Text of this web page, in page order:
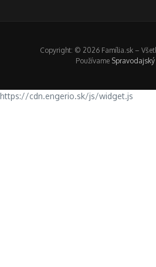
Copyright: © 2026 Família.sk –
Používame
https://cdn.engerio.sk/js/widget.js